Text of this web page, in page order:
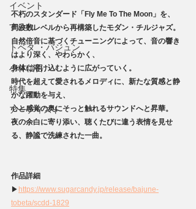
イベント
すみれ
トベタ ・バジュン
小林信吾
特集
アーティスト
不朽のスタンダード「Fly Me To The Moon」を、
周波数レベルから再構築したモダン・チルジャズ。
自然倍音に基づくチューニングによって、音の響き
はより深く、やわらかく、
身体に溶け込むように広がっていく。
時代を超えて愛されるメロディに、新たな質感と静
かな躍動を与え、
心と感覚の奥にそっと触れるサウンドへと昇華。
夜の余白に寄り添い、聴くたびに違う表情を見せ
る、静謐で洗練された一曲。
作品詳細
▶ https://www.sugarcandy.jp/release/bajune-
tobeta/scdd-1829